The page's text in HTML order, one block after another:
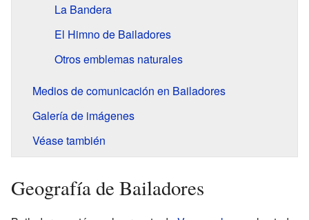
La Bandera
El Himno de Bailadores
Otros emblemas naturales
Medios de comunicación en Bailadores
Galería de imágenes
Véase también
Geografía de Bailadores